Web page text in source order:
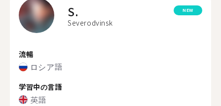
S.
Severodvinsk
NEW
流暢
ロシア語
学習中の言語
英語